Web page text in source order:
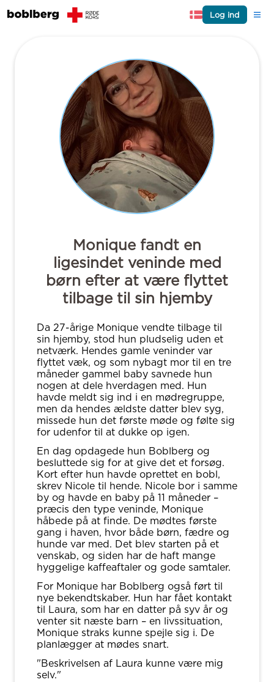
Log ind
Monique fandt en
ligesindet veninde med
børn efter at være flyttet
tilbage til sin hjemby
Da 27-årige Monique vendte tilbage til
sin hjemby, stod hun pludselig uden et
netværk. Hendes gamle veninder var
flyttet væk, og som nybagt mor til en tre
måneder gammel baby savnede hun
nogen at dele hverdagen med. Hun
havde meldt sig ind i en mødregruppe,
men da hendes ældste datter blev syg,
missede hun det første møde og følte sig
for udenfor til at dukke op igen.
En dag opdagede hun Boblberg og
besluttede sig for at give det et forsøg.
Kort efter hun havde oprettet en bobl,
skrev Nicole til hende. Nicole bor i samme
by og havde en baby på 11 måneder –
præcis den type veninde, Monique
håbede på at finde. De mødtes første
gang i haven, hvor både børn, fædre og
hunde var med. Det blev starten på et
venskab, og siden har de haft mange
hyggelige kaffeaftaler og gode samtaler.
For Monique har Boblberg også ført til
nye bekendtskaber. Hun har fået kontakt
til Laura, som har en datter på syv år og
venter sit næste barn – en livssituation,
Monique straks kunne spejle sig i. De
planlægger at mødes snart.
"Beskrivelsen af Laura kunne være mig
selv."